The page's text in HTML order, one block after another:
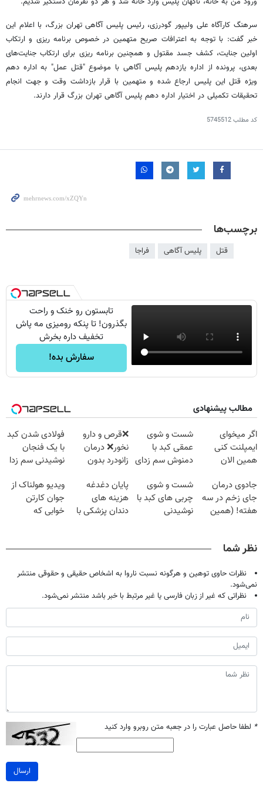
سرهنگ کارآگاه علی ولیپور گودرزی، رئیس پلیس آگاهی تهران بزرگ، با اعلام این
خبر گفت: با توجه به اعترافات صریح متهمین در خصوص برنامه ریزی و ارتکاب
اولین جنایت، کشف جسد مقتول و همچنین برنامه ریزی برای ارتکاب جنایت‌های
بعدی، پرونده از اداره یازدهم پلیس آگاهی با موضوع "قتل عمل" به اداره دهم
ویژه قتل این پلیس ارجاع شده و متهمین با قرار بازداشت وقت و جهت انجام
تحقیقات تکمیلی در اختیار اداره دهم پلیس آگاهی تهران بزرگ قرار دارند.
کد مطلب5745512
برچسب‌ها
قتل پلیس آگاهی فراجا
تابستون رو خنک و راحت
بگذرون! تا پنکه رومیزی مه پاش
تخفیف داره بخرش
سفارش بده!
مطالب پیشنهادی
اگر میخوای
ایمپلنت کنی
همین الان
۲۵ میلیون
تومان!!!
شست و شوی
عمقی کبد با
دمنوش سم زدای
❌قرص‌ و دارو
نخور❌ درمان
زانودرد بدون
فولادی شدن کبد
با یک فنجان
نوشیدنی سم زدا
جادوی درمان
جای زخم در سه
هفته! (همین
شست و شوی
چربی های کبد با
نوشیدنی
پایان دغدغه
هزینه های
دندان پزشکی با
ویدیو هولناک از
جوان کارتن
خوابی که
نظر شما
نظرات حاوی توهین و هرگونه نسبت ناروا به اشخاص حقیقی و حقوقی منتشر
نمی‌شود.
نظراتی که غیر از زبان فارسی یا غیر مرتبط با خبر باشد منتشر نمی‌شود.
* لطفا حاصل عبارت را در جعبه متن روبرو وارد کنید
ارسال